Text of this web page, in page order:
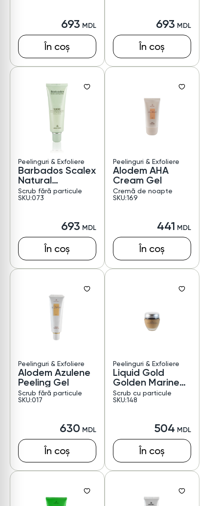
693
În coș
693
În coș
Peelinguri & Exfoliere
Barbados Scalex
Natural
Exfoliating Gel
Scrub fără particule
SKU:073
693
În coș
Peelinguri & Exfoliere
Alodem AHA
Cream Gel
Cremă de noapte
SKU:169
441
În coș
Peelinguri & Exfoliere
Alodem Azulene
Peeling Gel
Scrub fără particule
SKU:017
630
În coș
Peelinguri & Exfoliere
Liquid Gold
Golden Marine
Scrub
Scrub cu particule
SKU:148
504
În coș